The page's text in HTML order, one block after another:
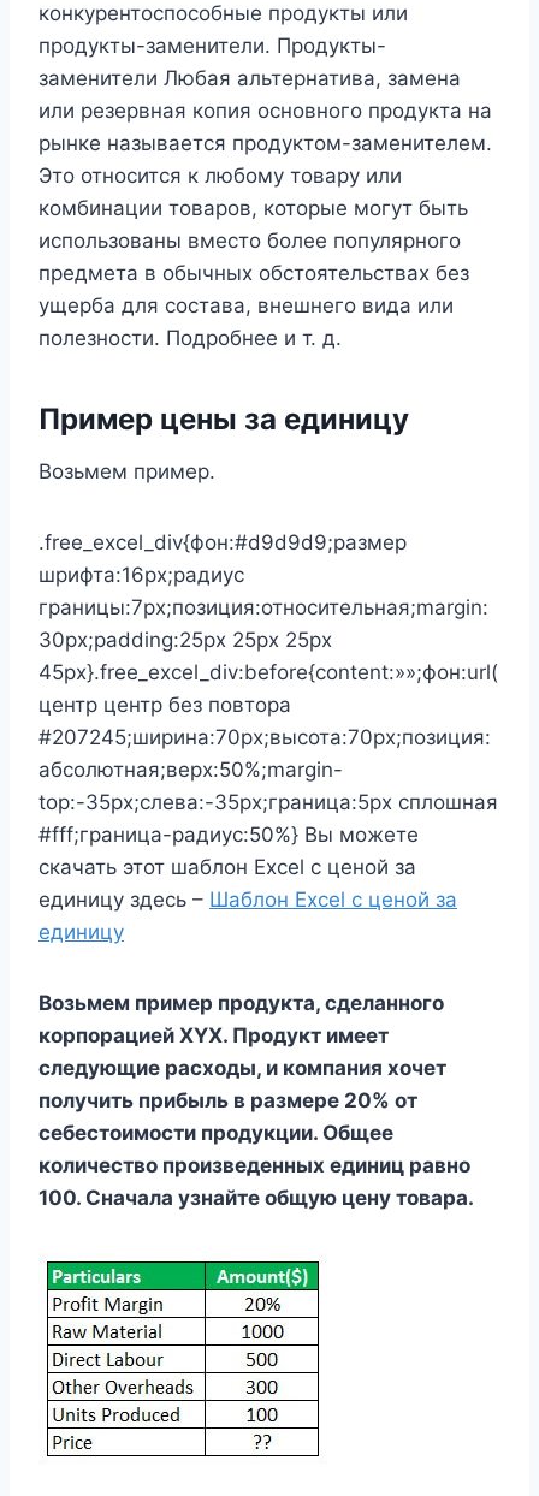
конкурентоспособные продукты или
продукты-заменители. Продукты-
заменители Любая альтернатива, замена
или резервная копия основного продукта на
рынке называется продуктом-заменителем.
Это относится к любому товару или
комбинации товаров, которые могут быть
использованы вместо более популярного
предмета в обычных обстоятельствах без
ущерба для состава, внешнего вида или
полезности. Подробнее и т. д.
Пример цены за единицу
Возьмем пример.
.free_excel_div{фон:#d9d9d9;размер
шрифта:16px;радиус
границы:7px;позиция:относительная;margin:
30px;padding:25px 25px 25px
45px}.free_excel_div:before{content:»»;фон:url(
центр центр без повтора
#207245;ширина:70px;высота:70px;позиция:
абсолютная;верх:50%;margin-
top:-35px;слева:-35px;граница:5px сплошная
#fff;граница-радиус:50%} Вы можете
скачать этот шаблон Excel с ценой за
единицу здесь – Шаблон Excel с ценой за
единицу
Возьмем пример продукта, сделанного
корпорацией XYX. Продукт имеет
следующие расходы, и компания хочет
получить прибыль в размере 20% от
себестоимости продукции. Общее
количество произведенных единиц равно
100. Сначала узнайте общую цену товара.